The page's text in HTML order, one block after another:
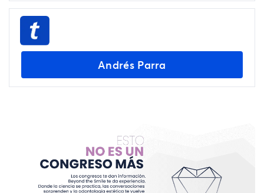
Andrés Parra
ACERCA DE